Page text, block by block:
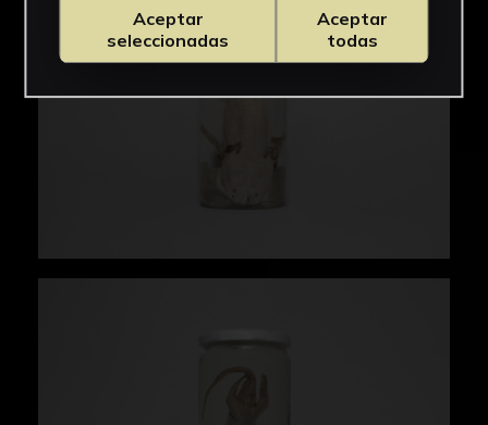
Aceptar
seleccionadas
Aceptar
todas